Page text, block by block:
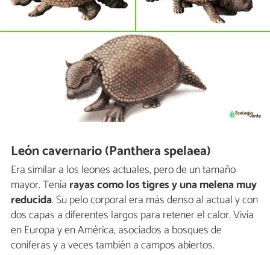
León cavernario (Panthera spelaea)
Era similar a los leones actuales, pero de un tamaño
mayor. Tenía rayas como los tigres y una melena muy
reducida. Su pelo corporal era más denso al actual y con
dos capas a diferentes largos para retener el calor. Vivía
en Europa y en América, asociados a bosques de
coníferas y a veces también a campos abiertos.